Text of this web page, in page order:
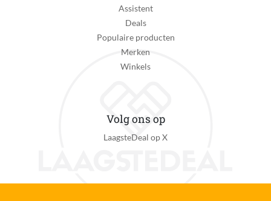
Assistent
Deals
Populaire producten
Merken
Winkels
Volg ons op
LaagsteDeal op X